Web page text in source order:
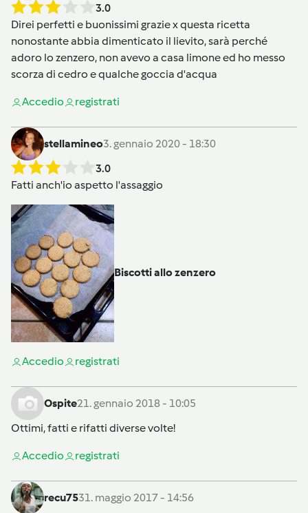
3.0
Direi perfetti e buonissimi grazie x questa ricetta
nonostante abbia dimenticato il lievito, sarà perché
adoro lo zenzero, non avevo a casa limone ed ho messo
scorza di cedro e qualche goccia d'acqua
Accedio registrati
stellamineo3. gennaio 2020 - 18:30
3.0
Fatti anch'io aspetto l'assaggio
Biscotti allo zenzero
Accedio registrati
Ospite21. gennaio 2018 - 10:05
Ottimi, fatti e rifatti diverse volte!
Accedio registrati
recu7531. maggio 2017 - 14:56